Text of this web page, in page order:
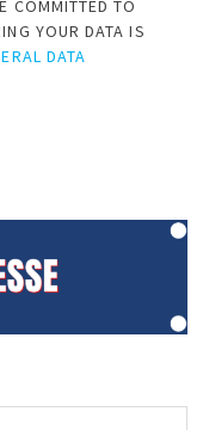
COMMITTED TO
YOUR DATA IS
DATA